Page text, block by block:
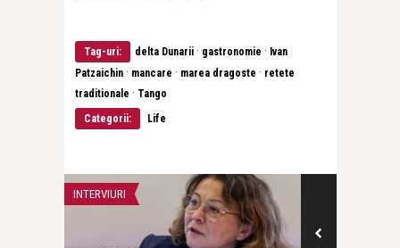
Tag-uri: delta Dunarii · gastronomie · Ivan
Patzaichin · mancare · marea dragoste · retete
traditionale · Tango
Categorii:
Life
INTERVIURI